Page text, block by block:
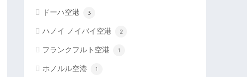
ドーハ空港 3
ハノイ ノイバイ空港 2
フランクフルト空港 1
ホノルル空港 1